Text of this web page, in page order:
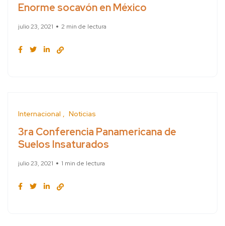
Enorme socavón en México
julio 23, 2021 2 min de lectura
Internacional Noticias
3ra Conferencia Panamericana de
Suelos Insaturados
julio 23, 2021 1 min de lectura